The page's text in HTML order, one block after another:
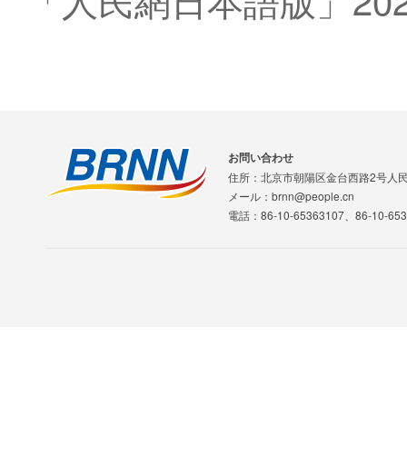
お問い合わせ
住所：北京市朝陽区金台西路2号人
メール：brnn@people.cn
電話：86-10-65363107、86-10-